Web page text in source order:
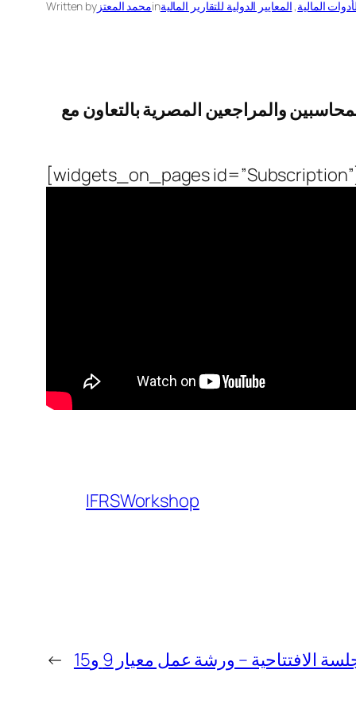
Written by محمد المعتزin المالية, المعايير الدولية للتقارير المالية
في ورشة عمل معيار 9 و 15 التي أقامتها جمعية المحاسبين والمراجعين المصرية بالتعاون مع
[widgets_on_pages
IFRSWorkshop
← الافتتاحية – ورشة عمل معيار 9 و15